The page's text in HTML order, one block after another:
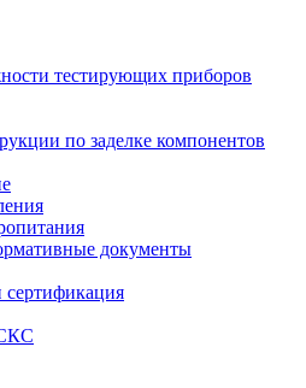
тестирующих приборов
по заделке компонентов
документы
сертификация